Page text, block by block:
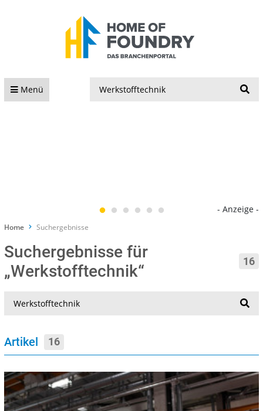
Menü
- Anzeige -
Home Suchergebnisse
Suchergebnisse für
„Werkstofftechnik“
16
Artikel 16